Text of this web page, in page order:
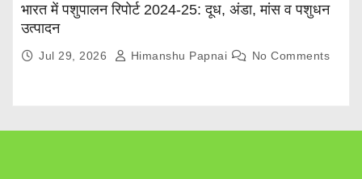
भारत में पशुपालन रिपोर्ट 2024-25: दूध, अंडा, मांस व पशुधन
उत्पादन
Jul 29, 2026 Himanshu Papnai No Comments